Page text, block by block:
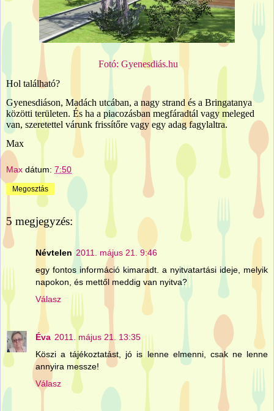
Fotó: Gyenesdiás.hu
Hol található?
Gyenesdiáson, Madách utcában, a nagy strand és a Bringatanya
közötti területen. És ha a piacozásban megfáradtál vagy meleged
van, szeretettel várunk frissítőre vagy egy adag fagylaltra.
Max
Max dátum: 7:50
Megosztás
5 megjegyzés:
Névtelen 2011. május 21. 9:46
egy fontos információ kimaradt. a nyitvatartási ideje, melyik
napokon, és mettől meddig van nyitva?
Válasz
Éva 2011. május 21. 13:35
Köszi a tájékoztatást, jó is lenne elmenni, csak ne lenne
annyira messze!
Válasz